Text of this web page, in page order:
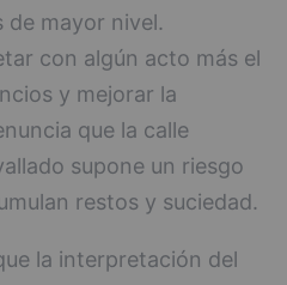
de mayor nivel.
con algún acto más el
y mejorar la
que la calle
supone un riesgo
restos y suciedad.
la interpretación del